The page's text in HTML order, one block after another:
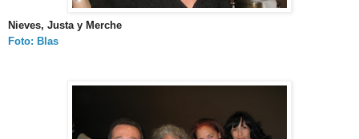
Nieves, Justa y Merche
Foto: Blas